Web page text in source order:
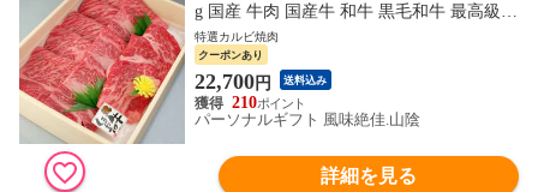
g 国産 牛肉 国産牛 和牛 黒毛和牛 最高級
特選 厳選 送料無料（北海道・沖縄を除
く）
特選カルビ焼肉
クーポンあり
22,700円 送料込み
210
パーソナルギフト 風味絶佳.山陰
詳細を見る